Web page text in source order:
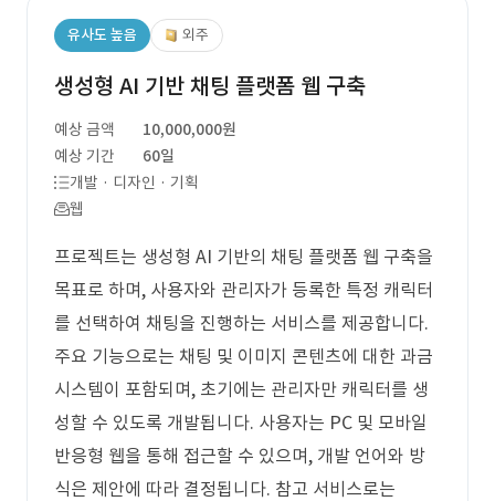
유사도 높음 외주
생성형 AI 기반 채팅 플랫폼 웹 구축
예상 금액
10,000,000원
예상 기간
60일
개발 · 디자인 · 기획
웹
프로젝트는 생성형 AI 기반의 채팅 플랫폼 웹 구축을
목표로 하며, 사용자와 관리자가 등록한 특정 캐릭터
를 선택하여 채팅을 진행하는 서비스를 제공합니다.
주요 기능으로는 채팅 및 이미지 콘텐츠에 대한 과금
시스템이 포함되며, 초기에는 관리자만 캐릭터를 생
성할 수 있도록 개발됩니다. 사용자는 PC 및 모바일
반응형 웹을 통해 접근할 수 있으며, 개발 언어와 방
식은 제안에 따라 결정됩니다. 참고 서비스로는